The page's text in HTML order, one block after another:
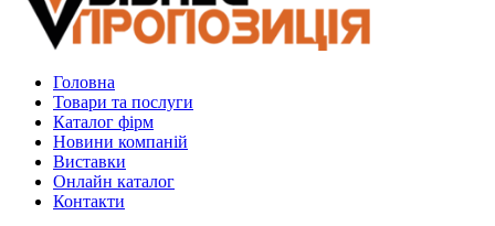
Головна
Товари та послуги
Каталог фірм
Новини компаній
Виставки
Онлайн каталог
Контакти